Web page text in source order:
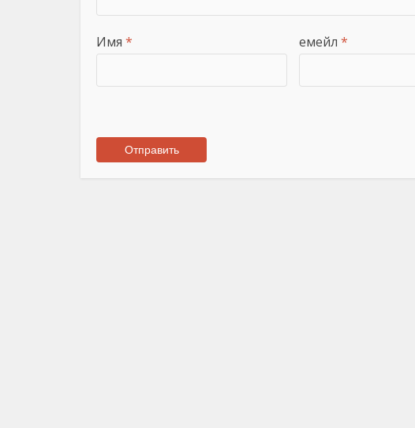
Имя * емейл *